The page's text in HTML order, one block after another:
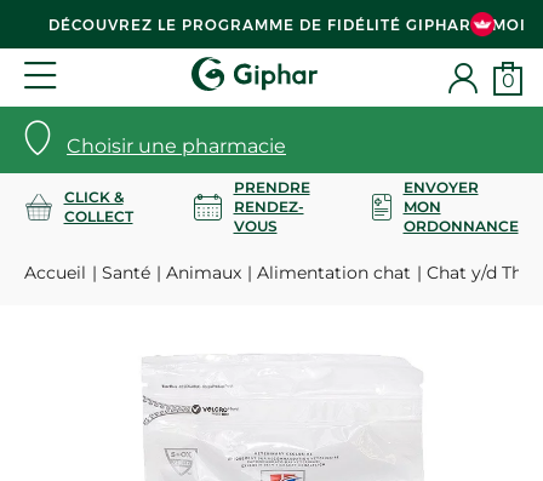
DÉCOUVREZ LE PROGRAMME DE FIDÉLITÉ GIPHAR & MOI
Choisir une pharmacie
0
CLICK &
COLLECT
PRENDRE
RENDEZ-
VOUS
ENVOYER
MON
ORDONNANCE
Accueil Santé Animaux Alimentation chat Chat y/d